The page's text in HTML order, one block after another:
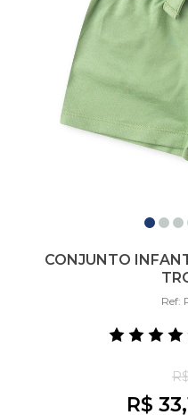
CONJUNTO
Ref:
R$